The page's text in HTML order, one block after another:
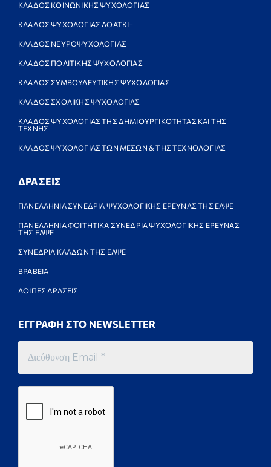
ΚΛΑΔΟΣ ΚΟΙΝΩΝΙΚΗΣ ΨΥΧΟΛΟΓΙΑΣ
ΚΛΑΔΟΣ ΨΥΧΟΛΟΓΙΑΣ ΛΟΑΤΚΙ+
ΚΛΑΔΟΣ ΝΕΥΡΟΨΥΧΟΛΟΓΙΑΣ
ΚΛΑΔΟΣ ΠΟΛΙΤΙΚΗΣ ΨΥΧΟΛΟΓΙΑΣ
ΚΛΑΔΟΣ ΣΥΜΒΟΥΛΕΥΤΙΚΗΣ ΨΥΧΟΛΟΓΙΑΣ
ΚΛΑΔΟΣ ΣΧΟΛΙΚΗΣ ΨΥΧΟΛΟΓΙΑΣ
ΚΛΑΔΟΣ ΨΥΧΟΛΟΓΙΑΣ ΤΗΣ ΔΗΜΙΟΥΡΓΙΚΟΤΗΤΑΣ ΚΑΙ ΤΗΣ
ΤΕΧΝΗΣ
ΚΛΑΔΟΣ ΨΥΧΟΛΟΓΙΑΣ ΤΩΝ ΜΕΣΩΝ & ΤΗΣ ΤΕΧΝΟΛΟΓΙΑΣ
ΔΡΑΣΕΙΣ
ΠΑΝΕΛΛΗΝΙΑ ΣΥΝΕΔΡΙΑ ΨΥΧΟΛΟΓΙΚΗΣ ΕΡΕΥΝΑΣ ΤΗΣ ΕΛΨΕ
ΠΑΝΕΛΛΗΝΙΑ ΦΟΙΤΗΤΙΚΑ ΣΥΝΕΔΡΙΑ ΨΥΧΟΛΟΓΙΚΗΣ ΕΡΕΥΝΑΣ
ΤΗΣ ΕΛΨΕ
ΣΥΝΕΔΡΙΑ ΚΛΑΔΩΝ ΤΗΣ ΕΛΨΕ
ΒΡΑΒΕΙΑ
ΛΟΙΠΕΣ ΔΡΑΣΕΙΣ
ΕΓΓΡΑΦΗ ΣΤΟ NEWSLETTER